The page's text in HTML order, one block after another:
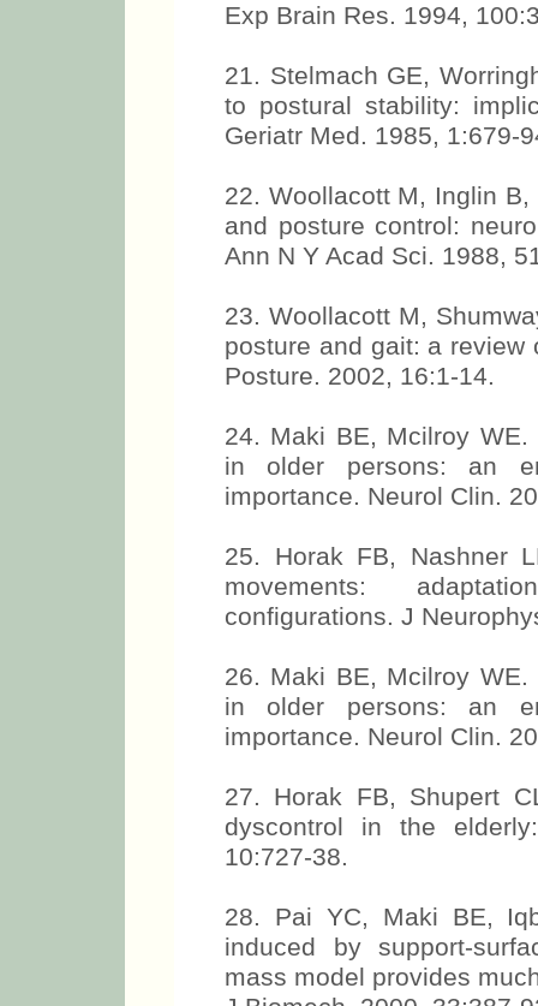
Exp Brain Res. 1994,
21. Stelmach GE,
to postural stability:
Geriatr Med. 1985, 1:679-
22. Woollacott M, Inglin
and posture control:
Ann N Y Acad Sci. 1988,
23. Woollacott M,
posture and gait: a
Posture. 2002, 16:1-14.
24. Maki BE, Mcilroy WE.
in older persons: an
importance. Neurol Clin.
25. Horak FB, Nashner
movements:
configurations. J
26. Maki BE, Mcilroy WE.
in older persons: an
importance. Neurol Clin.
27. Horak FB, Shupert
dyscontrol in the
10:727-38.
28. Pai YC, Maki BE,
induced by support-
mass model provides